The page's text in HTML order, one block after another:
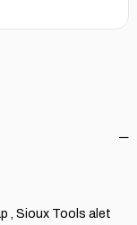
, Sioux Tools alet